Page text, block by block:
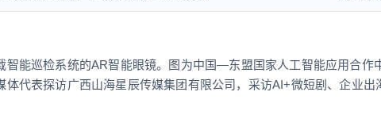
智能巡检系统的AR智能眼镜。图为中国—东盟国家人工智能应用合作
代表探访广西山海星辰传媒集团有限公司，采访AI+微短剧、企业出